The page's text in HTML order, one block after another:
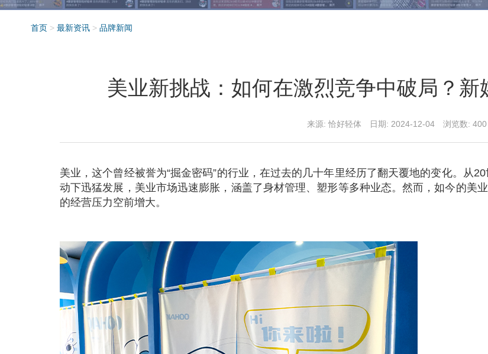
首页 > 最新资讯 > 品牌新闻
美业新挑战：如何在激烈竞争中破局？
来源: 恰好轻体 日期: 2024-12-04 浏览数: 400
美业，这个曾经被誉为“掘金密码”的行业，在过去的几十年里经历了翻天覆地的变化。从
动下迅猛发展，美业市场迅速膨胀，涵盖了身材管理、塑形等多种业态。然而，如今的美
的经营压力空前增大。